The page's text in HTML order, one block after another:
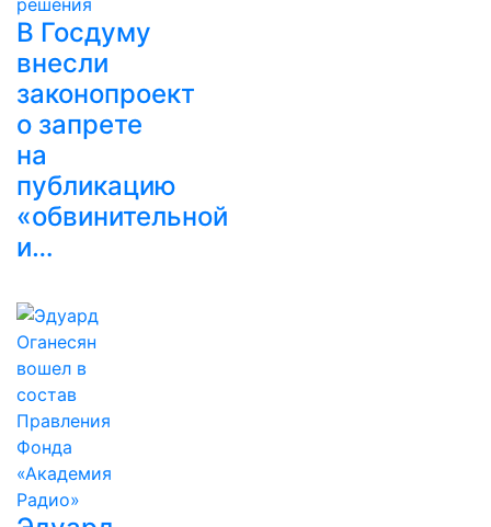
В Госдуму
внесли
законопроект
о запрете
на
публикацию
«обвинительной
и…